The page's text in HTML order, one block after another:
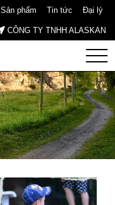
Sản phẩm Tin tức Đại lý
CÔNG TY TNHH ALASKAN